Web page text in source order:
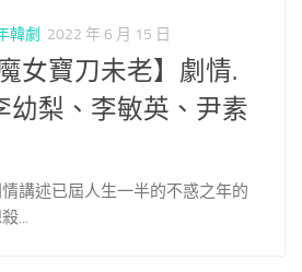
韓劇 2022 年 6 月 15 日
女寶刀未老】劇情.
幼梨、李敏英、尹素
情講述已屆人生一半的不惑之年的
...